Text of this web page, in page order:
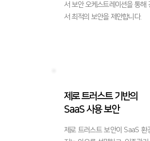
서 보안 오케스트레이션을 통해
서 최적의 보안을 제안합니다.
제로 트러스트 기반의
SaaS 사용 보안
제로 트러스트 보안이 SaaS 환